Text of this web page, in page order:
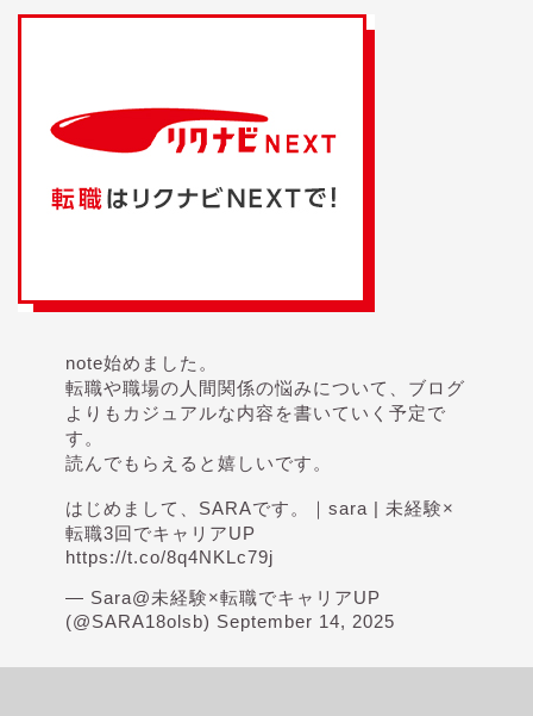
note始めました。
転職や職場の人間関係の悩みについて、ブログ
よりもカジュアルな内容を書いていく予定で
す。
読んでもらえると嬉しいです。
はじめまして、SARAです。｜sara | 未経験×
転職3回でキャリアUP
https://t.co/8q4NKLc79j
— Sara@未経験×転職でキャリアUP
(@SARA18olsb) September 14, 2025